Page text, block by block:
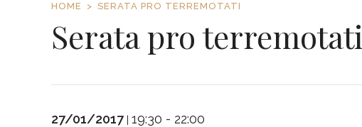
HOME SERATA PRO TERREMOTATI
Serata pro terremotati
27/01/2017 19:30 - 22:00